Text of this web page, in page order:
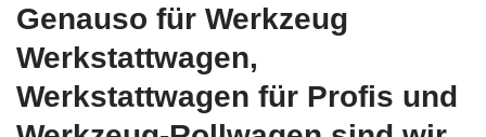
Genauso für Werkzeug
Werkstattwagen,
Werkstattwagen für Profis und